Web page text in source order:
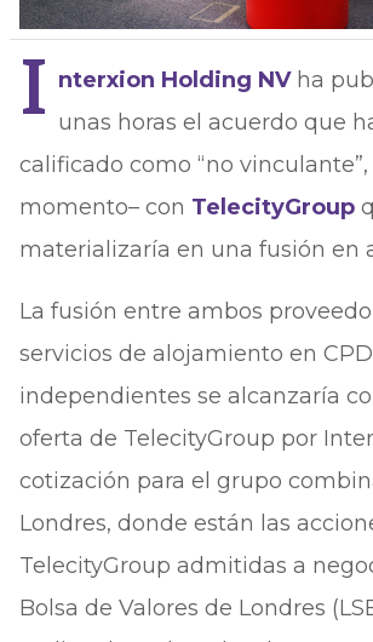
I nterxion Holding NVha
unas horas el acuerdo que
calificado como “no
momento– con TelecityGroup
materializaría en una fusión en
La fusión entre ambos
servicios de alojamiento en
independientes se alcanzaría
oferta de TelecityGroup por
cotización para el grupo
Londres, donde están las
TelecityGroup admitidas a
Bolsa de Valores de Londres